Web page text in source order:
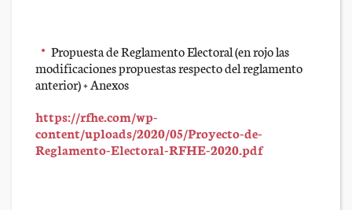
Propuesta de Reglamento Electoral (en rojo las
modificaciones propuestas respecto del reglamento
anterior) + Anexos
https://rfhe.com/wp-
content/uploads/2020/05/Proyecto-de-
Reglamento-Electoral-RFHE-2020.pdf